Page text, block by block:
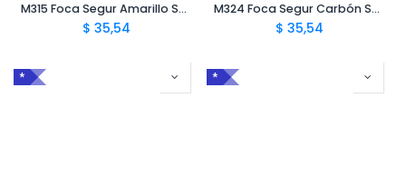
M315 Foca Segur Amarillo Safety Wellington S5 CI FO SR
$ 35,54
M324 Foca Segur Carbón Safety Wellington S5 CI SRC
$ 35,54
* *